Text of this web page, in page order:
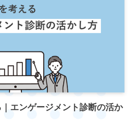
エンゲージメント診断の活か